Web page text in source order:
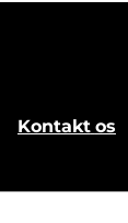
Kontakt os